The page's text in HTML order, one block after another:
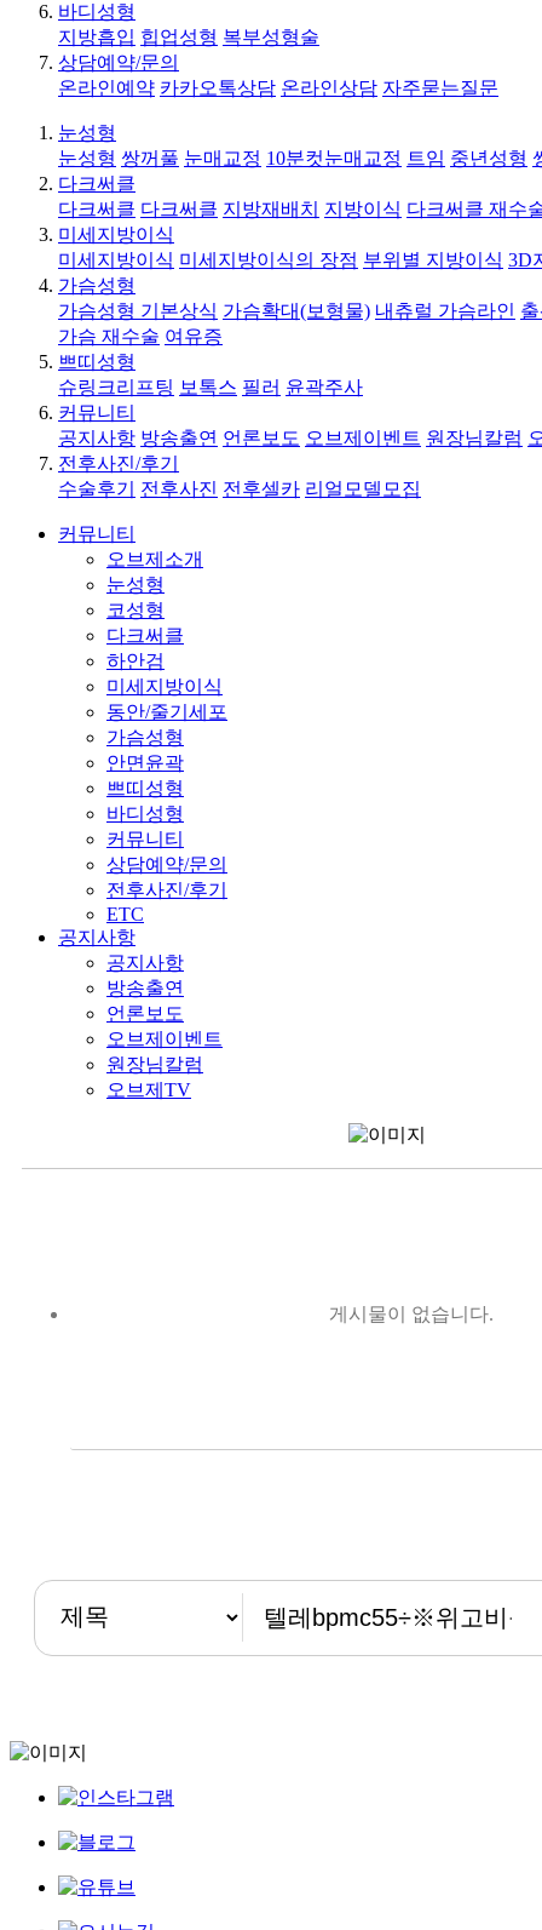
바디성형
지방흡입 힙업성형 복부성형술
상담예약/문의
온라인예약 카카오톡상담 온라인상담 자주묻는질문
눈성형
눈성형 쌍꺼풀 눈매교정 10분컷눈매교정 트임 중년성형
다크써클
다크써클 다크써클 지방재배치 지방이식 다크써클 재수
미세지방이식
미세지방이식 미세지방이식의 장점 부위별 지방이식 3D
가슴성형
가슴성형 기본상식 가슴확대(보형물) 내츄럴 가슴라인
가슴 재수술 여유증
쁘띠성형
슈링크리프팅 보톡스 필러 윤곽주사
커뮤니티
공지사항 방송출연 언론보도 오브제이벤트 원장님칼럼
전후사진/후기
수술후기
전후사진 전후셀카 리얼모델모집
커뮤니티
오브제소개
눈성형
코성형
다크써클
하안검
미세지방이식
동안/줄기세포
가슴성형
안면윤곽
쁘띠성형
바디성형
커뮤니티
상담예약/문의
전후사진/후기
ETC
공지사항
공지사항
방송출연
언론보도
오브제이벤트
원장님칼럼
오브제TV
게시물이 없습니다.